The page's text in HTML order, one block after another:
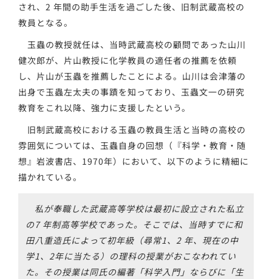
され、2 年間の助手生活を過ごした後、旧制武蔵高校の
教員となる。
玉蟲の教授就任は、当時武蔵高校の顧問であった山川
健次郎が、片山教授に化学教員の適任者の推薦を依頼
し、片山が玉蟲を推薦したことによる。山川は会津藩の
出身で玉蟲左太夫の事蹟を知っており、玉蟲文一の研究
教育をこれ以降、強力に支援したという。
旧制武蔵高校における玉蟲の教員生活と当時の高校の
雰囲気については、玉蟲自身の回想（『科学・教育・随
想』岩波書店、1970年）において、以下のように精細に
描かれている。
私が奉職した武蔵高等学校は最初に設立された私立
の7 年制高等学校であった。そこでは、当時すでに和
田八重造氏によって初年級（尋常1、2 年、現在の中
学1、2年に当たる）の理科の授業がおこなわれてい
た。その授業は同氏の編著「科学入門」ならびに「生